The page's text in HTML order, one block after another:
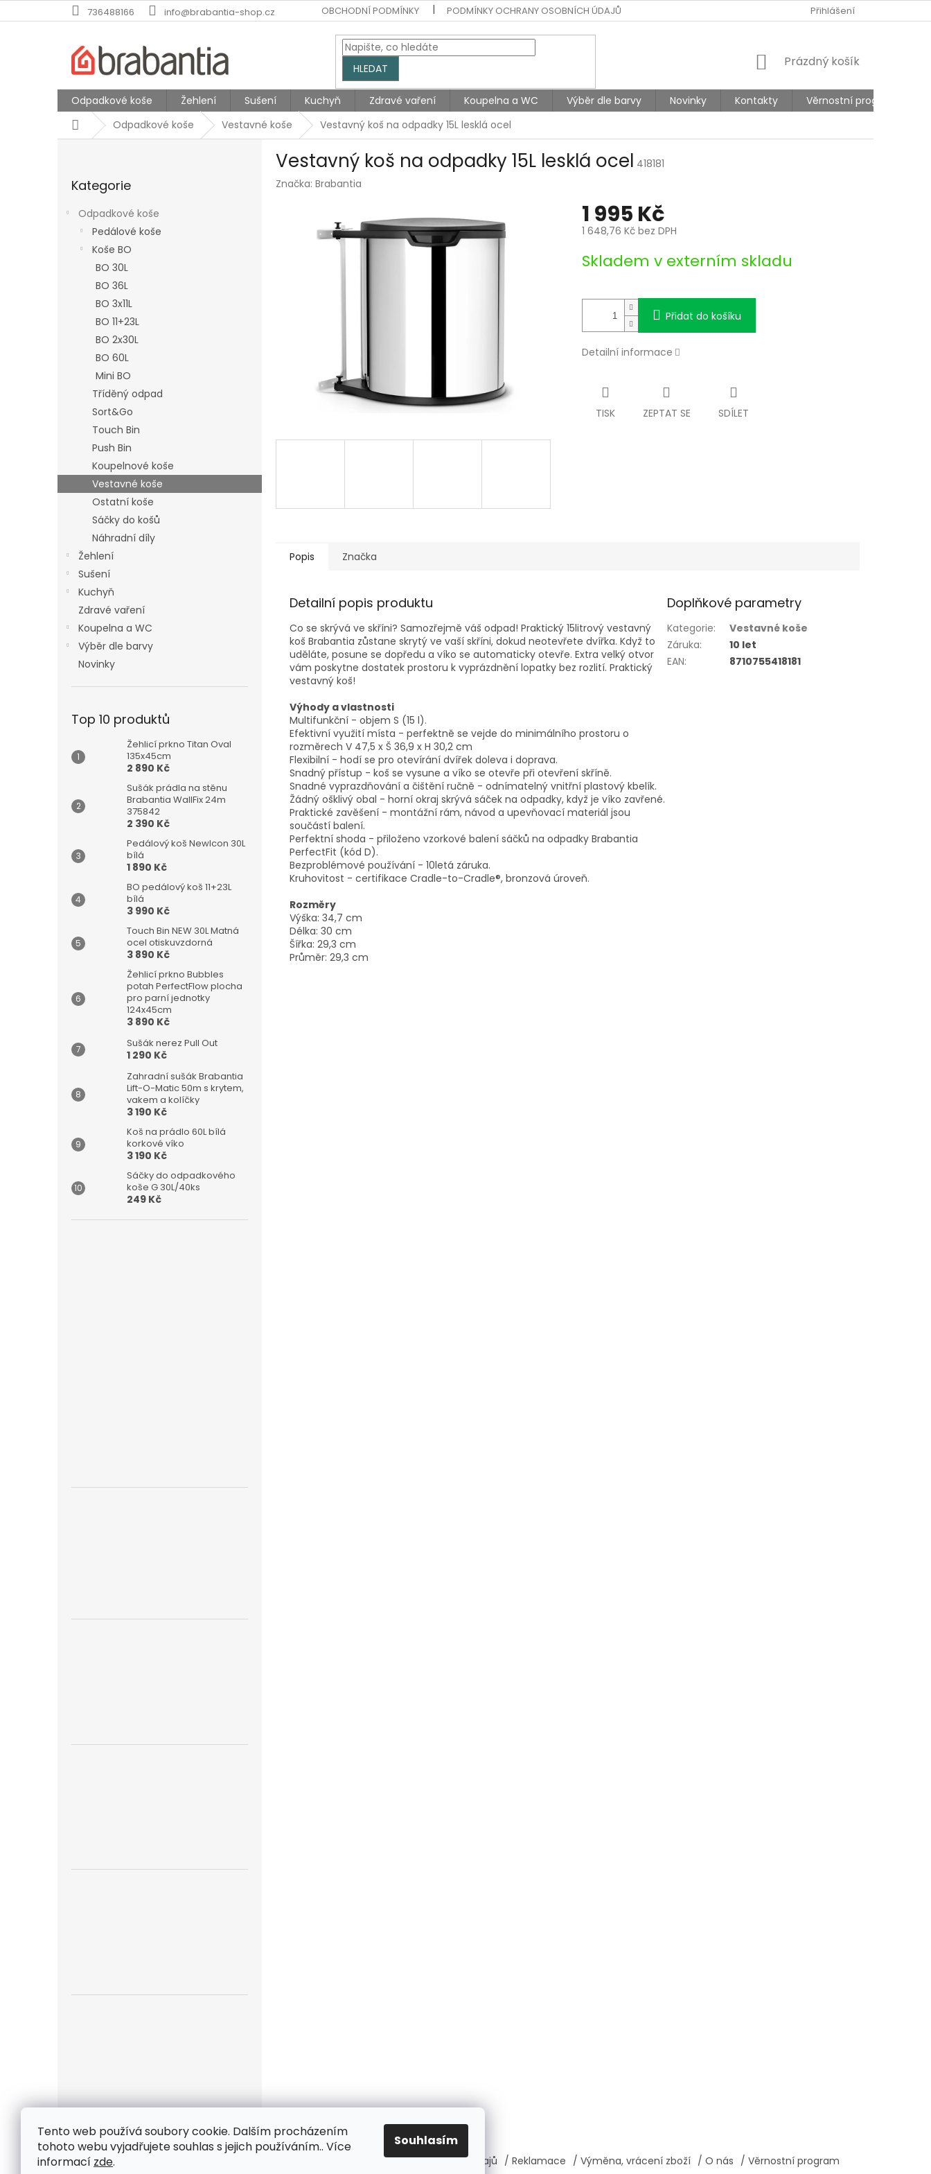
Tento web používá soubory cookie. Dalším procházením
tohoto webu vyjadřujete souhlas s jejich používáním.. Více
informací zde.
Souhlasím
na
736488166 info@brabantia-shop.cz OBCHODNÍ PODMÍNKY PODMÍNKY OCHRANY OSOBNÍCH ÚDAJŮ Přihlášení
HLEDAT
NÁKUPNÍ
Prázdný košík
Odpadkové koše Žehlení Sušení Kuchyň Zdravé vaření Koupelna a WC Výběr dle barvy Novinky Kontakty
Věrnostní program
DomůOdpadkové koše Vestavné koše Vestavný koš na odpadky 15L lesklá ocel
kategorie
Kategorie
Odpadkové koše
Pedálové koše
Koše BO
BO 30L
BO 36L
BO 3x11L
BO 11+23L
BO 2x30L
BO 60L
Mini BO
Tříděný odpad
Sort&Go
Touch Bin
Push Bin
Koupelnové koše
Vestavné koše
Ostatní koše
Sáčky do košů
Náhradní díly
Žehlení
Sušení
Kuchyň
Zdravé vaření
Koupelna a WC
Výběr dle barvy
Novinky
Top 10 produktů
Žehlicí prkno Titan Oval
135x45cm
2 890 Kč
Sušák prádla na stěnu
Brabantia WallFix 24m
375842
2 390 Kč
Pedálový koš NewIcon 30L
bílá
1 890 Kč
BO pedálový koš 11+23L
bílá
3 990 Kč
Touch Bin NEW 30L Matná
ocel otiskuvzdorná
3 890 Kč
Žehlicí prkno Bubbles
potah PerfectFlow plocha
pro parní jednotky
124x45cm
3 890 Kč
Sušák nerez Pull Out
1 290 Kč
Zahradní sušák Brabantia
Lift-O-Matic 50m s krytem,
vakem a kolíčky
3 190 Kč
Koš na prádlo 60L bílá
korkové víko
3 190 Kč
Sáčky do odpadkového
koše G 30L/40ks
249 Kč
Vestavný koš na odpadky 15L lesklá ocel 418181
Značka: Brabantia
1 995 Kč
1 648,76 Kč bez DPH
cena:
Skladem v externím skladu
Přidat do košíku
Detailní informace
TISK ZEPTAT SE SDÍLET
Popis Značka
Detailní popis produktu
Co se skrývá ve skříni? Samozřejmě váš odpad! Praktický 15litrový vestavný
koš Brabantia zůstane skrytý ve vaší skříni, dokud neotevřete dvířka. Když to
uděláte, posune se dopředu a víko se automaticky otevře. Extra velký otvor
vám poskytne dostatek prostoru k vyprázdnění lopatky bez rozlití. Praktický
vestavný koš!
Výhody a vlastnosti
Multifunkční - objem S (15 l).
Efektivní využití místa - perfektně se vejde do minimálního prostoru o
rozměrech V 47,5 x Š 36,9 x H 30,2 cm
Flexibilní - hodí se pro otevírání dvířek doleva i doprava.
Snadný přístup - koš se vysune a víko se otevře při otevření skříně.
Snadné vyprazdňování a čištění ručně - odnímatelný vnitřní plastový kbelík.
Žádný ošklivý obal - horní okraj skrývá sáček na odpadky, když je víko zavřené.
Praktické zavěšení - montážní rám, návod a upevňovací materiál jsou
součástí balení.
Perfektní shoda - přiloženo vzorkové balení sáčků na odpadky Brabantia
PerfectFit (kód D).
Bezproblémové používání - 10letá záruka.
Kruhovitost - certifikace Cradle-to-Cradle®, bronzová úroveň.
Rozměry
Výška: 34,7 cm
Délka: 30 cm
Šířka: 29,3 cm
Průměr: 29,3 cm
Doplňkové parametry
Kategorie:
Vestavné koše
Záruka:
10 let
EAN: 8710755418181
Kontakt / Ochrana osobních údajů / Reklamace / Výměna, vrácení zboží / O nás / Věrnostní program